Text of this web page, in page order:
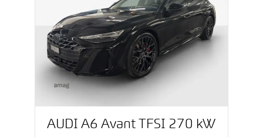
AUDI A6 Avant TFSI 270 kW